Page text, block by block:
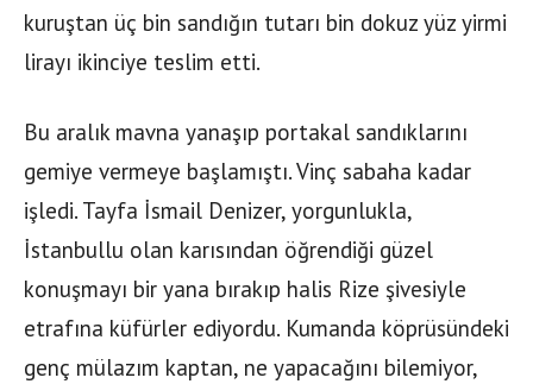
kuruştan üç bin sandığın tutarı bin dokuz yüz yirmi
lirayı ikinciye teslim etti.
Bu aralık mavna yanaşıp portakal sandıklarını
gemiye vermeye başlamıştı. Vinç sabaha kadar
işledi. Tayfa İsmail Denizer, yorgunlukla,
İstanbullu olan karısından öğrendiği güzel
konuşmayı bir yana bırakıp halis Rize şivesiyle
etrafına küfürler ediyordu. Kumanda köprüsündeki
genç mülazım kaptan, ne yapacağını bilemiyor,